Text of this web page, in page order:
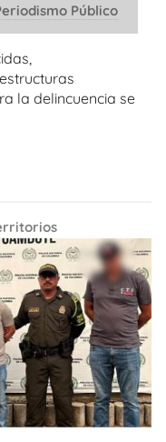
Público
la delincuencia se